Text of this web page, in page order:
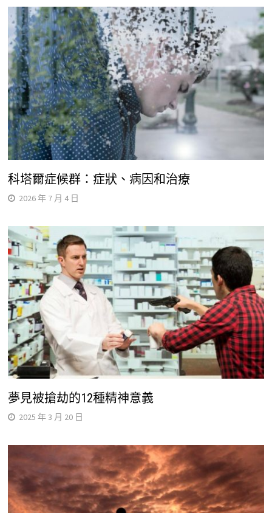
科塔爾症候群：症狀、病因和治療
2026 年 7 月 4 日
夢見被搶劫的12種精神意義
2025 年 3 月 20 日